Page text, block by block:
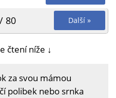
Další »
80
čtení níže ↓
za svou mámou
polibek nebo srnka